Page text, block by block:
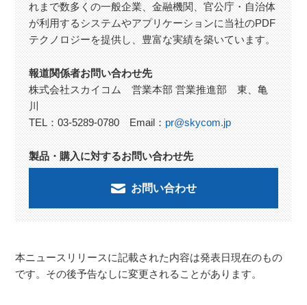
れまで数多くの一般企業、金融機関、官公庁・自治体
が利用するシステムやアプリケーションに当社のPDF
テクノロジーを提供し、豊富な実績を築いています。
報道関係者お問い合わせ先
株式会社スカイコム 営業本部 営業推進部 東、亀
川
TEL：03-5289-0780 Email：pr@skycom.jp
製品・購入に対するお問い合わせ先
お問い合わせ
本ニュースリリースに記載された内容は発表日現在のもの
です。その後予告なしに変更されることがあります。